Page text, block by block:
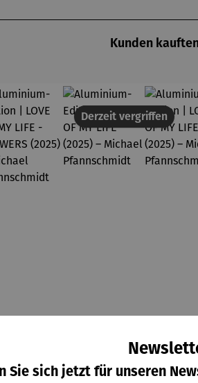
Kunden
|
Derzeit vergriffen
Aluminium
-Edition |
-
Sie sich jetzt für unseren